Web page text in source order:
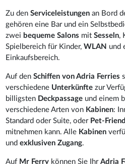
Zu denServiceleistungen an Bord
gehören eine Bar und ein
zwei bequeme Salons mitSesseln,
Spielbereich für Kinder,WLAN und
Einkaufsbereich.
Auf denSchiffen von Adria Ferries
verschiedene Unterkünftezur
billigsten Deckpassage und einem
verschiedene Arten von Kabinen:
Standard oder Suite, oder Pet-
mitnehmen kann. Alle Kabinen
undexklusiven Zugang.
Auf Mr Ferry können Sie IhrAdria